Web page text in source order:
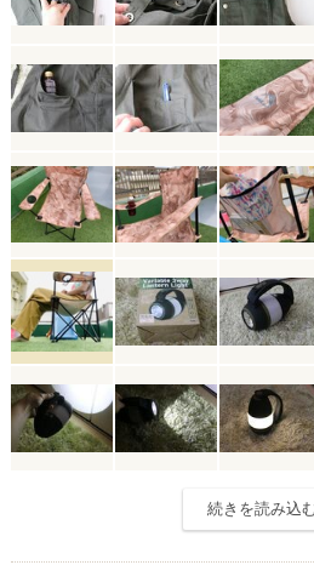
続きを読み込